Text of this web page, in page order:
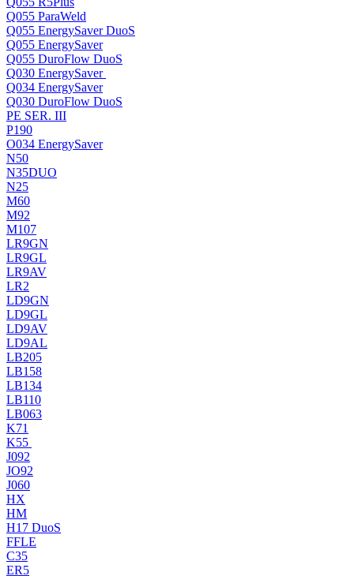
Q055 ParaWeld
Q055 EnergySaver DuoS
Q055 EnergySaver
Q055 DuroFlow DuoS
Q030 EnergySaver
Q034 EnergySaver
Q030 DuroFlow DuoS
PE SER. III
P190
O034 EnergySaver
N50
N35DUO
N25
M60
M92
M107
LR9GN
LR9GL
LR9AV
LR2
LD9GN
LD9GL
LD9AV
LD9AL
LB205
LB158
LB134
LB110
LB063
K71
K55
J092
JO92
J060
HX
HM
H17 DuoS
FFLE
C35
ER5